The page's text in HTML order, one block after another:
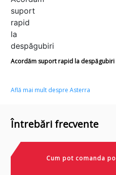
Acordăm suport rapid la despăgubiri
Află mai mult despre Asterra
Întrebări frecvente
Cum pot comanda